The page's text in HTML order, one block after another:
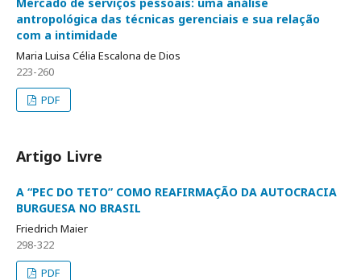
antropológica das técnicas gerenciais e sua relação
com a intimidade
Maria Luisa Célia Escalona de Dios
223-260
PDF
Artigo Livre
A “PEC DO TETO” COMO REAFIRMAÇÃO DA AUTOCRACIA
BURGUESA NO BRASIL
Friedrich Maier
298-322
PDF